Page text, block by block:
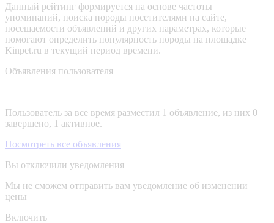
Данный рейтинг формируется на основе частоты
упоминаний, поиска породы посетителями на сайте,
посещаемости объявлений и других параметрах, которые
помогают определить популярность породы на площадке
Kinpet.ru в текущий период времени.
Объявления пользователя
Пользователь за все время разместил 1 объявление, из них 0
завершено, 1 активное.
Посмотреть все объявления
Вы отключили уведомления
Мы не сможем отправить вам уведомление об изменении
цены
Включить